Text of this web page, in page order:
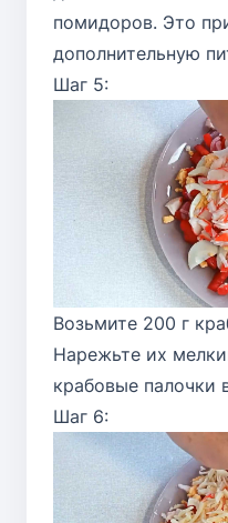
помидоров. Это
дополнительную
Шаг 5:
Возьмите 200 г
Нарежьте их
крабовые палочки
Шаг 6: